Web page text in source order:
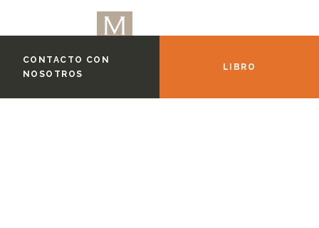
CONTACTO CON
NOSOTROS
LIBRO